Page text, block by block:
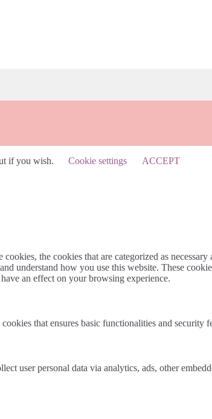
if you wish.
Cookie settings
ACCEPT
the cookies that are categorized as necessary
understand how you use this website. These
an effect on your browsing experience.
that ensures basic functionalities and security
user personal data via analytics, ads, other